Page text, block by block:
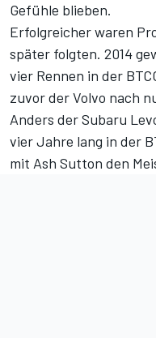
Gefühle blieben.
Erfolgreicher waren
später folgten. 2014
vier Rennen in der
zuvor der Volvo nach
Anders der Subaru
vier Jahre lang in der
mit Ash Sutton den